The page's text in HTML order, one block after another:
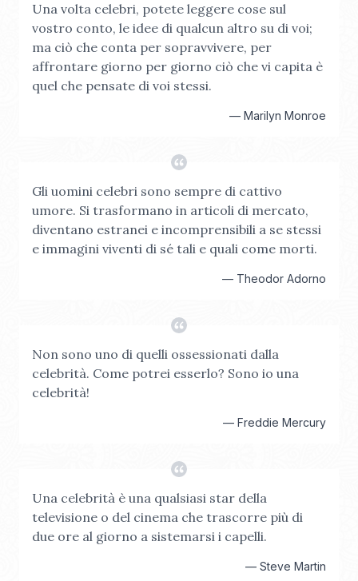
Una volta celebri, potete leggere cose sul
vostro conto, le idee di qualcun altro su di voi;
ma ciò che conta per sopravvivere, per
affrontare giorno per giorno ciò che vi capita è
quel che pensate di voi stessi.
— Marilyn Monroe
Gli uomini celebri sono sempre di cattivo
umore. Si trasformano in articoli di mercato,
diventano estranei e incomprensibili a se stessi
e immagini viventi di sé tali e quali come morti.
— Theodor Adorno
Non sono uno di quelli ossessionati dalla
celebrità. Come potrei esserlo? Sono io una
celebrità!
— Freddie Mercury
Una celebrità è una qualsiasi star della
televisione o del cinema che trascorre più di
due ore al giorno a sistemarsi i capelli.
— Steve Martin